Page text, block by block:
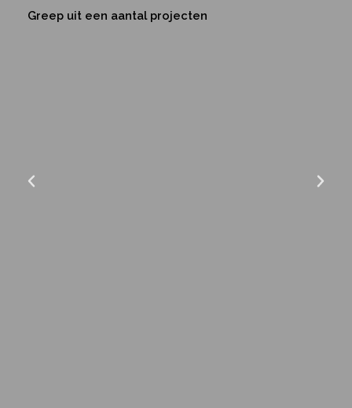
Greep uit een aantal projecten